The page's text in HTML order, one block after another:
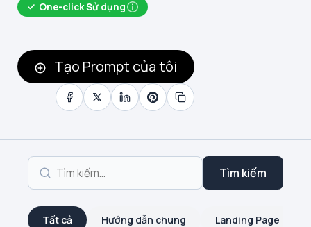
One-click Sử dụng
Tạo Prompt của tôi
Tìm kiếm
Tất cả Hướng dẫn chung Landing Page